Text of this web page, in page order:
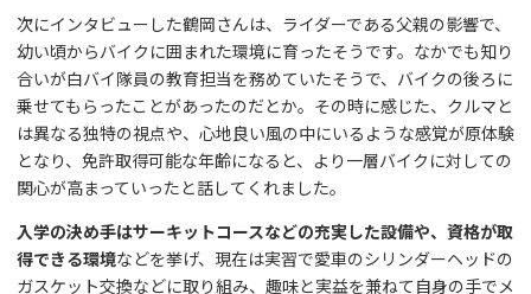
次にインタビューした鶴岡さんは、ライダーである父親の影響で、
幼い頃からバイクに囲まれた環境に育ったそうです。なかでも知り
合いが白バイ隊員の教育担当を務めていたそうで、バイクの後ろに
乗せてもらったことがあったのだとか。その時に感じた、クルマと
は異なる独特の視点や、心地良い風の中にいるような感覚が原体験
となり、免許取得可能な年齢になると、より一層バイクに対しての
関心が高まっていったと話してくれました。
入学の決め手はサーキットコースなどの充実した設備や、資格が取
得できる環境などを挙げ、現在は実習で愛車のシリンダーヘッドの
ガスケット交換などに取り組み、趣味と実益を兼ねて自身の手でメ